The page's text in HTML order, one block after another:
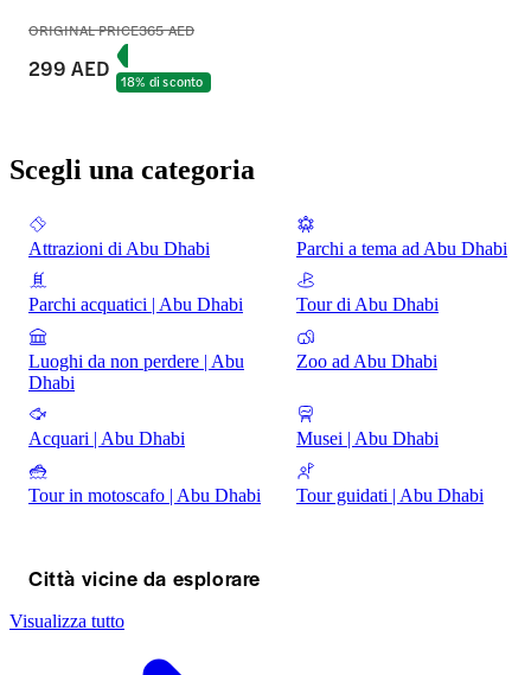
ORIGINAL PRICE365 AED
299 AED 18% di sconto
Scegli una categoria
Attrazioni di Abu Dhabi Parchi a tema ad Abu Dhabi
Parchi acquatici | Abu Dhabi Tour di Abu Dhabi
Luoghi da non perdere | Abu
Dhabi
Zoo ad Abu Dhabi
Acquari | Abu Dhabi Musei | Abu Dhabi
Tour in motoscafo | Abu Dhabi Tour guidati | Abu Dhabi
Città vicine da esplorare
Visualizza tutto